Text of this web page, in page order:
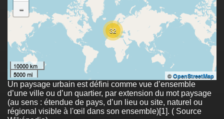
32
-
10000 km
5000 mi
© OpenStreetMap
Un paysage urbain est défini comme vue d’ensemble
d’une ville ou d’un quartier, par extension du mot paysage
(au sens : étendue de pays, d’un lieu ou site, naturel ou
régional visible à l'œil dans son ensemble)[1]. ( Source